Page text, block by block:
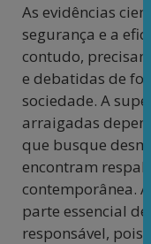
As evidências
segurança e a
contudo,
e debatidas de
sociedade. A
arraigadas
que busque
encontram
contemporânea.
parte essencial
responsável, pois